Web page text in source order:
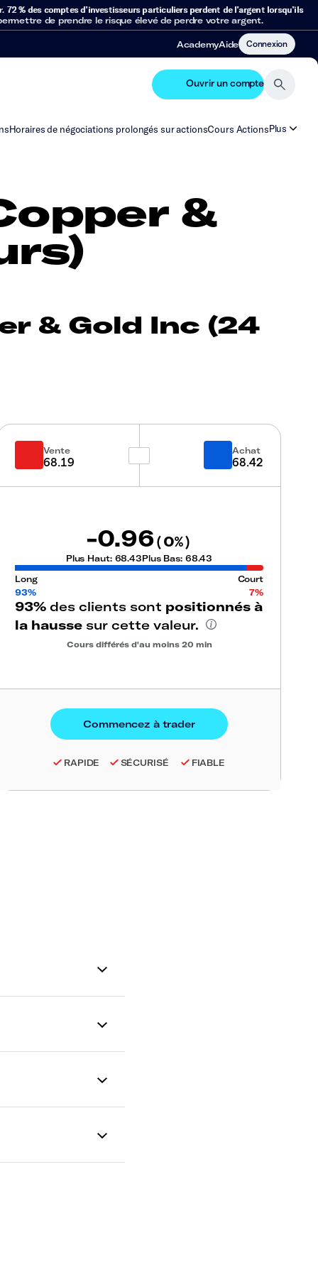
72 % des comptes d’investisseurs particuliers perdent de l’argent lorsqu’ils
de prendre le risque élevé de perdre votre argent.
AcademyAide Connexion
Ouvrir un compte
Horaires de négociations prolongés sur actionsCours ActionsPlus
&
& Gold Inc (24
Vente
68.19
Achat
68.42
-0.96(0%)
Plus Haut: 68.43Plus Bas: 68.43
Long
Court
93%
7%
93% des clients sont positionnés à
la hausse sur cette valeur.
Cours différés d'au moins 20 min
RAPIDE SÉCURISÉ FIABLE